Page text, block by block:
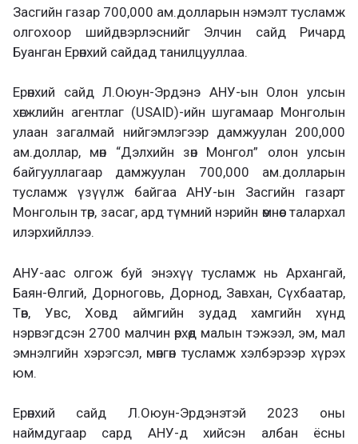
Засгийн газар 700,000 ам.долларын нэмэлт тусламж
олгохоор шийдвэрлэснийг Элчин сайд Ричард
Буанган Ерөнхий сайдад танилцууллаа.
Ерөнхий сайд Л.Оюун-Эрдэнэ АНУ-ын Олон улсын
хөгжлийн агентлаг (USAID)-ийн шугамаар Монголын
улаан загалмай нийгэмлэгээр дамжуулан 200,000
ам.доллар, мөн “Дэлхийн зөн Монгол” олон улсын
байгууллагаар дамжуулан 700,000 ам.долларын
тусламж үзүүлж байгаа АНУ-ын Засгийн газарт
Монголын төр, засаг, ард түмний нэрийн өмнөөс талархал
илэрхийллээ.
АНУ-аас олгож буй энэхүү тусламж нь Архангай,
Баян-Өлгий, Дорноговь, Дорнод, Завхан, Сүхбаатар,
Төв, Увс, Ховд аймгийн зудад хамгийн хүнд
нэрвэгдсэн 2700 малчин өрхөд малын тэжээл, эм, мал
эмнэлгийн хэрэгсэл, мөнгөн тусламж хэлбэрээр хүрэх
юм.
Ерөнхий сайд Л.Оюун-Эрдэнэтэй 2023 оны
наймдугаар сард АНУ-д хийсэн албан ёсны